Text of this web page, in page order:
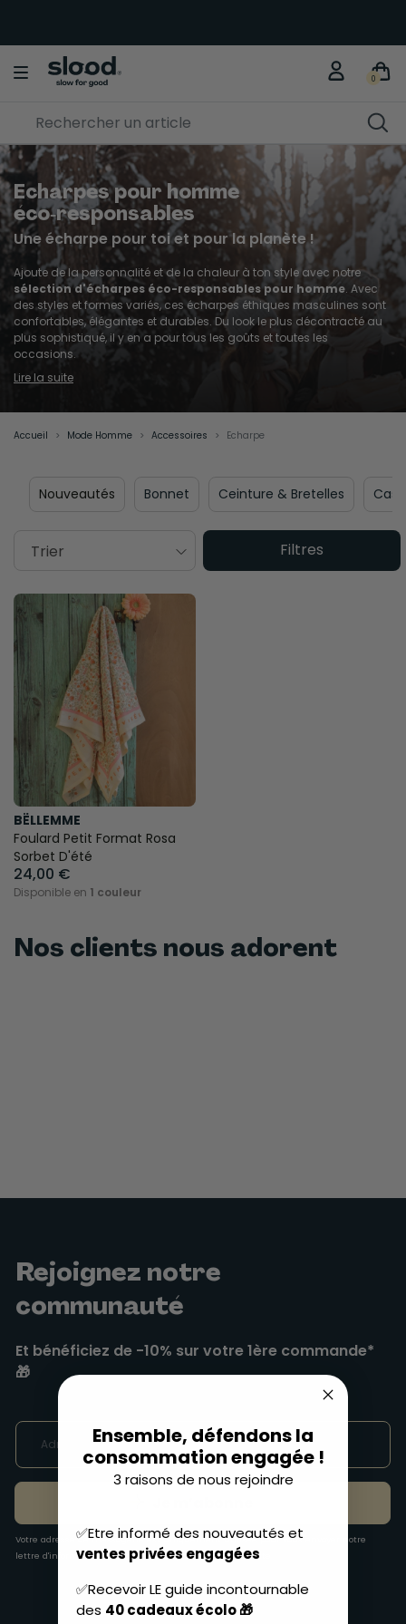
0
Echarpes pour homme
éco‑responsables
Une écharpe pour toi et pour la planète !
Ajoute de la personnalité et de la chaleur à ton style avec notre
sélection d'écharpes éco-responsables pour homme. Avec
des styles et formes variés, ces écharpes éthiques masculines sont
confortables, élégantes et durables. Du look le plus décontracté au
plus sophistiqué, il y en a pour tous les goûts et toutes les
occasions.
Lire la suite
Accueil Mode Homme Accessoires Echarpe
Nouveautés Bonnet Ceinture & Bretelles
Filtres
Trier
BËLLEMME
Foulard Petit Format Rosa
Sorbet D'été
24,00 €
Disponible en 1 couleur
Nos clients nous adorent
Rejoignez notre
communauté
Et bénéficiez de -10% sur votre 1ère commande*
🎁
Votre adresse de messagerie est uniquement utilisée pour vous envoyer notre
lettre d'information. Voir notrepolitique de confidentialité
Ensemble, défendons la
consommation engagée !
3 raisons de nous rejoindre
✅Etre informé des nouveautés et
ventes privées engagées
✅Recevoir LE guide incontournable
des 40 cadeaux écolo 🎁